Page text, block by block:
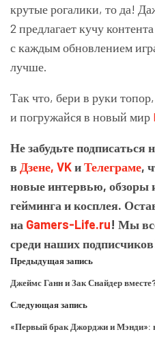
крутые рогалики, то да!
2 предлагает кучу
с каждым обновлением
лучше.
Так что, бери в руки
и погружайся в новый мир
Не забудьте
в Дзене, VKиТелеграме,
новые интервью, обзоры
гейминга и косплея.
на Gamers-Life.ru! Мы
среди наших
Предыдущая запись
Джеймс Ганн и Зак Снайдер
Следующая запись
«Первый брак Джорджи и Мэнди»: